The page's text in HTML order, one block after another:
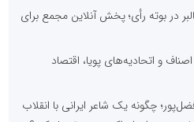
روابط عمومی های نوین کدام
رسان ها